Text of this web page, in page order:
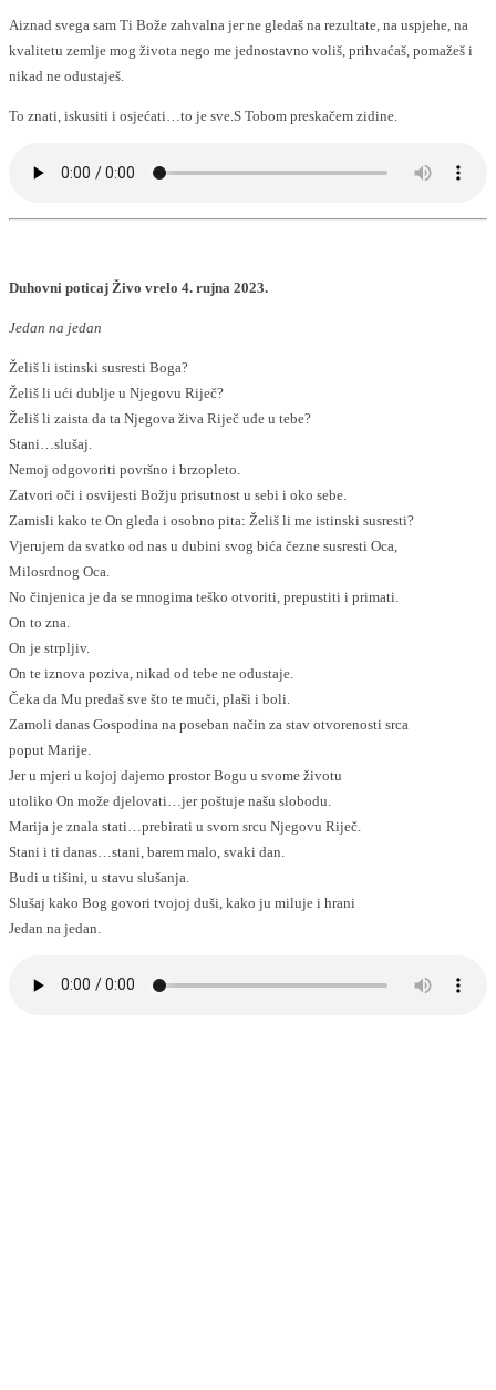
Aiznad svega sam Ti Bože zahvalna jer ne gledaš na rezultate, na uspjehe, na
kvalitetu zemlje mog života nego me jednostavno voliš, prihvaćaš, pomažeš i
nikad ne odustaješ.
To znati, iskusiti i osjećati…to je sve.S Tobom preskačem zidine.
Duhovni poticaj Živo vrelo 4. rujna 2023.
Jedan na jedan
Želiš li istinski susresti Boga?
Želiš li ući dublje u Njegovu Riječ?
Želiš li zaista da ta Njegova živa Riječ uđe u tebe?
Stani…slušaj.
Nemoj odgovoriti površno i brzopleto.
Zatvori oči i osvijesti Božju prisutnost u sebi i oko sebe.
Zamisli kako te On gleda i osobno pita: Želiš li me istinski susresti?
Vjerujem da svatko od nas u dubini svog bića čezne susresti Oca,
Milosrdnog Oca.
No činjenica je da se mnogima teško otvoriti, prepustiti i primati.
On to zna.
On je strpljiv.
On te iznova poziva, nikad od tebe ne odustaje.
Čeka da Mu predaš sve što te muči, plaši i boli.
Zamoli danas Gospodina na poseban način za stav otvorenosti srca
poput Marije.
Jer u mjeri u kojoj dajemo prostor Bogu u svome životu
utoliko On može djelovati…jer poštuje našu slobodu.
Marija je znala stati…prebirati u svom srcu Njegovu Riječ.
Stani i ti danas…stani, barem malo, svaki dan.
Budi u tišini, u stavu slušanja.
Slušaj kako Bog govori tvojoj duši, kako ju miluje i hrani
Jedan na jedan.